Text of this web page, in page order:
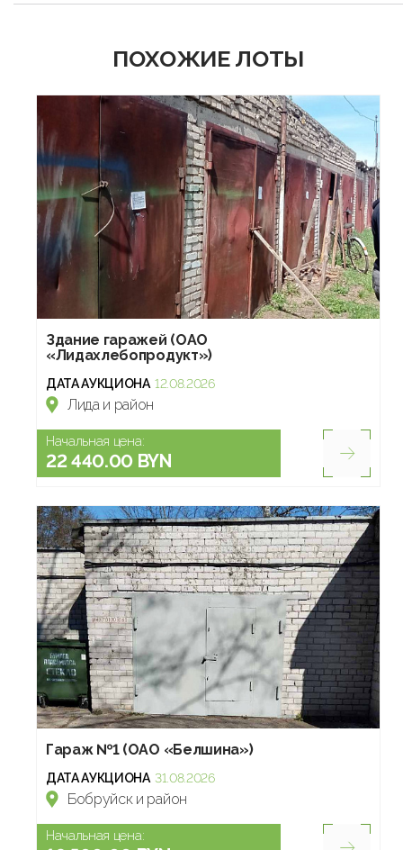
ПОХОЖИЕ ЛОТЫ
Здание гаражей (ОАО
«Лидахлебопродукт»)
ДАТА АУКЦИОНА 12.08.2026
Лида и район
Начальная цена:
22 440.00 BYN
Гараж №1 (ОАО «Белшина»)
ДАТА АУКЦИОНА 31.08.2026
Бобруйск и район
Начальная цена: